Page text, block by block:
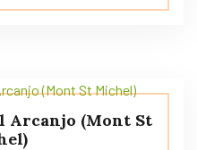
Arcanjo (Mont St